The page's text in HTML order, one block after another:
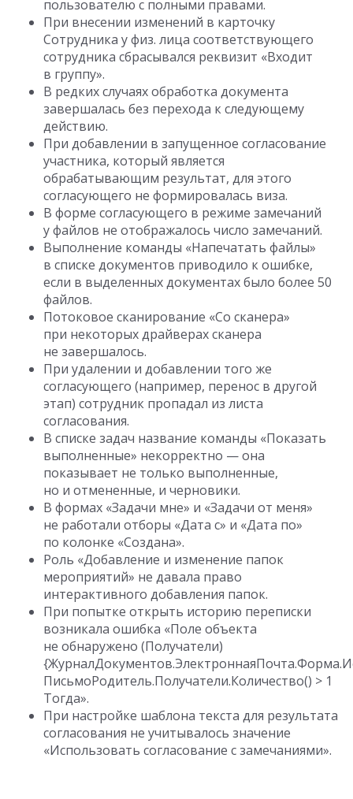
пользователю с полными правами.
При внесении изменений в карточку
Сотрудника у физ. лица соответствующего
сотрудника сбрасывался реквизит «Входит
в группу».
В редких случаях обработка документа
завершалась без перехода к следующему
действию.
При добавлении в запущенное согласование
участника, который является
обрабатывающим результат, для этого
согласующего не формировалась виза.
В форме согласующего в режиме замечаний
у файлов не отображалось число замечаний.
Выполнение команды «Напечатать файлы»
в списке документов приводило к ошибке,
если в выделенных документах было более 50
файлов.
Потоковое сканирование «Со сканера»
при некоторых драйверах сканера
не завершалось.
При удалении и добавлении того же
согласующего (например, перенос в другой
этап) сотрудник пропадал из листа
согласования.
В списке задач название команды «Показать
выполненные» некорректно — она
показывает не только выполненные,
но и отмененные, и черновики.
В формах «Задачи мне» и «Задачи от меня»
не работали отборы «Дата с» и «Дата по»
по колонке «Создана».
Роль «Добавление и изменение папок
мероприятий» не давала право
интерактивного добавления папок.
При попытке открыть историю переписки
возникала ошибка «Поле объекта
не обнаружено (Получатели)
ПисьмоРодитель.Получатели.Количество() > 1
Тогда».
При настройке шаблона текста для результата
согласования не учитывалось значение
«Использовать согласование с замечаниями».